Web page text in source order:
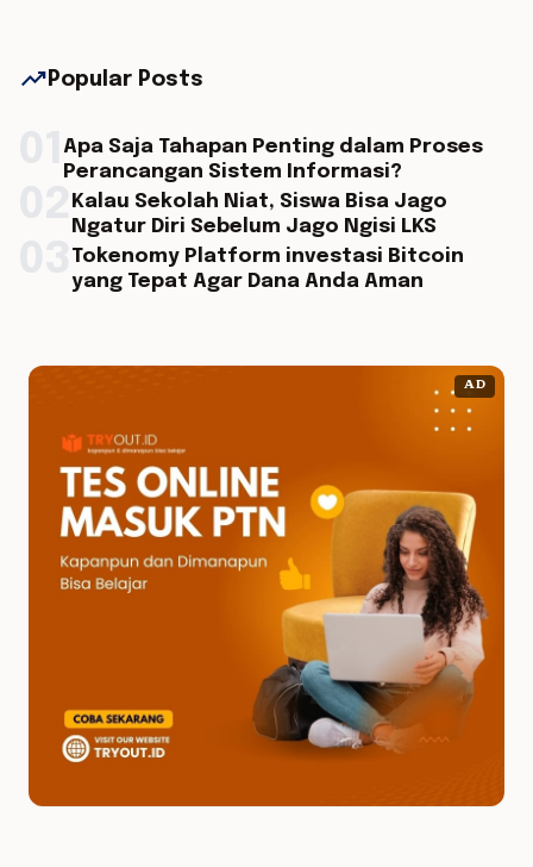
trending_up Popular Posts
Apa Saja Tahapan Penting dalam Proses
Perancangan Sistem Informasi?
Kalau Sekolah Niat, Siswa Bisa Jago
Ngatur Diri Sebelum Jago Ngisi LKS
Tokenomy Platform investasi Bitcoin
yang Tepat Agar Dana Anda Aman
AD